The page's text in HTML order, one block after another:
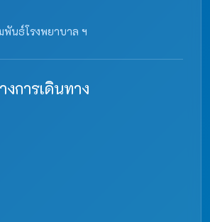
พันธ์โรงพยาบาล ฯ
งการเดินทาง